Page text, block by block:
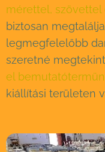
mérettel, szövettel
biztosan
legmegfelelőbb
szeretné
el
kiállítási területen